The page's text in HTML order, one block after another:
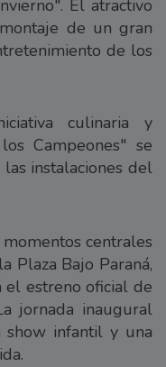
El atractivo
de un gran
de los
culinaria y
Campeones" se
instalaciones del
centrales
Plaza Bajo Paraná,
estreno oficial de
jornada inaugural
show infantil y una